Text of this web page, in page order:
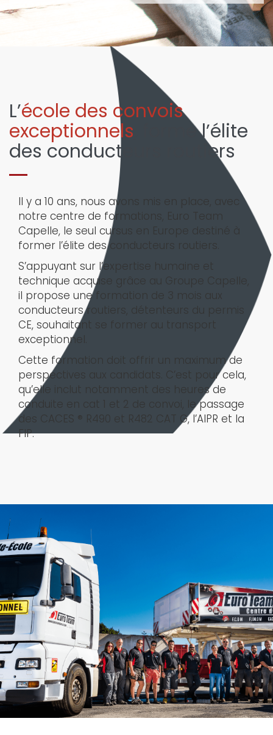
L’école des convois
exceptionnels , forme l’élite
des conducteurs routiers
Il y a 10 ans, nous avons mis en place, avec
notre centre de formations, Euro Team
Capelle, le seul cursus en Europe destiné à
former l’élite des conducteurs routiers.
S’appuyant sur l’expertise humaine et
technique acquise grâce au Groupe Capelle,
il propose une formation de 3 mois aux
conducteurs routiers, détenteurs du permis
CE, souhaitant se former au transport
exceptionnel.
Cette formation doit offrir un maximum de
perspectives aux candidats. C’est pour cela,
qu’elle inclut notamment des heures de
conduite en cat 1 et 2 de convoi, le passage
des CACES ® R490 et R482 CAT G, l’AIPR et la
FIP.